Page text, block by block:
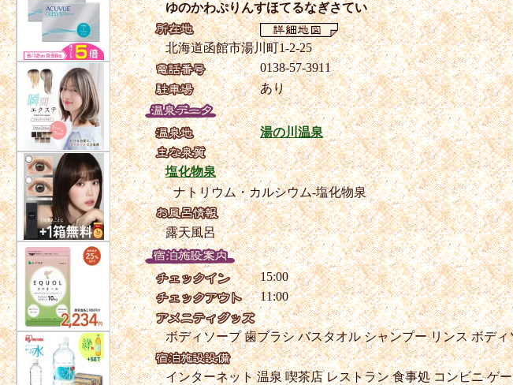
ゆのかわぷりんすほてるなぎさてい
北海道函館市湯川町1-2-25
0138-57-3911
あり
湯の川温泉
塩化物泉
ナトリウム・カルシウム-塩化物泉
露天風呂
15:00
11:00
ボディソープ歯ブラシバスタオルシャンプーリンスボディ
インターネット温泉喫茶店レストラン食事処コンビニゲー